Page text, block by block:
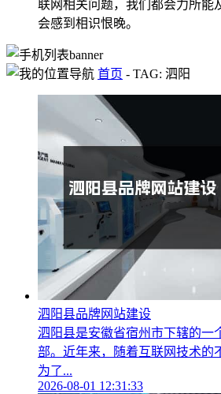
联网相关问题，我们都会力所能
会感到相识恨晚。
首页 - TAG: 泗阳
泗阳县品牌网站建设
泗阳县是安徽省宿州市下辖的一
部。近年来，随着互联网技术的
为了...
2026-08-01 12:31:33